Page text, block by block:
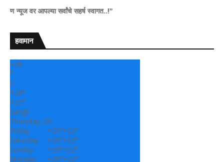
आपल्या सर्वांचे सहर्ष स्वागत..!"
हवामान
+28
°
C
+28°
+22°
Sangli
Thursday, 06
Friday
+29°+22°
Saturday
+29°+23°
Sunday
+29°+22°
Monday
+29°+22°